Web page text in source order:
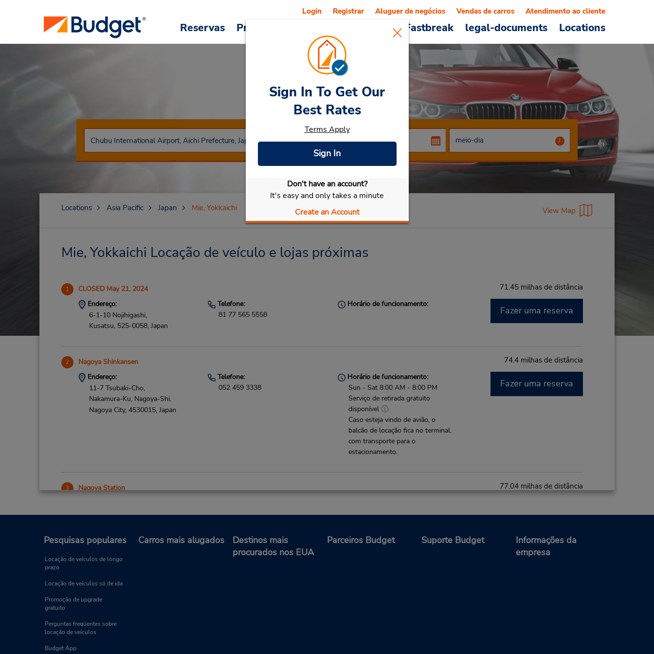
Reservas Promoções Veículos e serviços Fastbreak legal-documents Locations
Login Registrar Aluguer de negócios Vendas de carros Atendimento ao cliente
Car RentalMie
Selecionar meu carro
Sign In To Get Our
Best Rates
Terms Apply
Sign In
Don't have an account?
It's easy and only takes a minute
Create an Account
Locations Asia Pacific Japan Mie, Yokkaichi View Map
Mie, Yokkaichi Locação de veículo e lojas próximas
1 CLOSED May 21, 2024 71.45 milhas de distância
Endereço:
6-1-10 Nojihigashi,
Kusatsu, 525-0058, Japan
Telefone:
81 77 565 5558
Horário de funcionamento:
Fazer uma reserva
2 Nagoya Shinkansen 74.4 milhas de distância
Endereço:
11-7 Tsubaki-Cho,
Nakamura-Ku, Nagoya-Shi,
Nagoya City, 4530015, Japan
Telefone:
052 459 3338
Horário de funcionamento:
Sun - Sat 8:00 AM - 8:00 PM
Serviço de retirada gratuito
disponível
Caso esteja vindo de avião, o
balcão de locação fica no terminal,
com transporte para o
estacionamento.
Fazer uma reserva
3 Nagoya Station 77.04 milhas de distância
Nakamura-Ku, Nagoya,
450-0002,
Japan
(81) 52-589-0096
Sun - Sat 8:00 AM - 8:00 PM
Endereço:
Chubu Int Airport,
479-0837,
Pesquisas populares
Locação de veículos de longo
prazo
Locação de veículos só de ida
Promoção de upgrade
gratuito
Perguntas freqüentes sobre
locação de veículos
Budget App
Carros mais alugados
Destinos mais
procurados nos EUA
Parceiros Budget Suporte Budget
Informações da
empresa